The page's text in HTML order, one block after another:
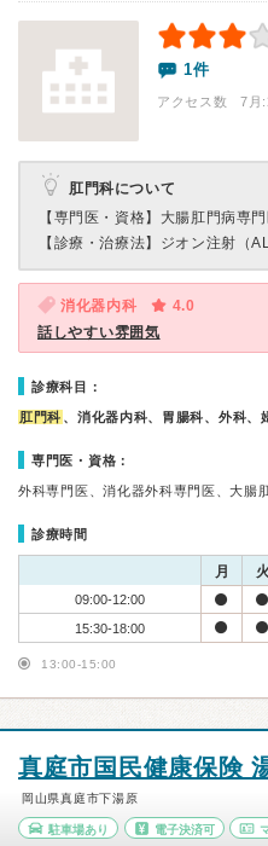
1件
アクセス数 7月:
肛門科について
【専門医・資格】 大腸肛門病専門
【診療・治療法】 ジオン注射（
消化器内科
4.0
話しやすい雰囲気
診療科目：
肛門科 、消化器内科、胃腸科、外科、
専門医・資格：
外科専門医、消化器外科専門医、大腸
診療時間
月 火
09:00-12:00
15:30-18:00
13:00-15:00
真庭市国民健康保険
岡山県真庭市下湯原
駐車場あり 電子決済可